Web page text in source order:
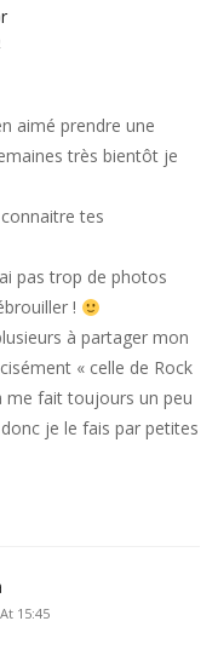
aimé prendre une
très bientôt je
tes
pas trop de photos
!
à partager mon
« celle de Rock
me fait toujours un peu
je le fais par petites
15:45